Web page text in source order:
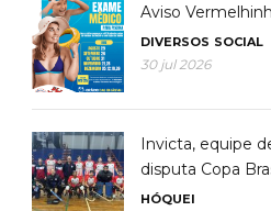
Aviso
DIVERSOS SOCIAL
30 jul 2026
Invicta, equipe
disputa Copa
HÓQUEI